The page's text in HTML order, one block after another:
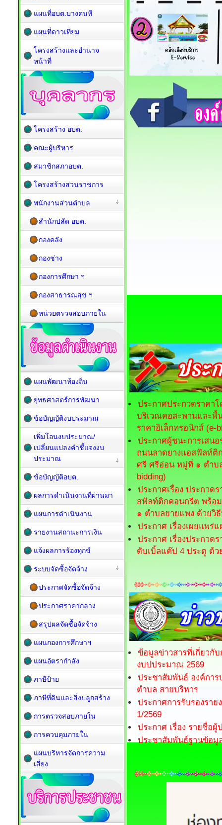
ประกาศประกวดราคา
บริเวณคอสะพานและพื้
ราคาอิเล็กทรอนิกส์ (e-
ประกาศผู้ชนะการเสนอ
ถนนลาดยางแอสฟัลท์ติ
ศรี ศรีอ่อน หมู่ที่ ๑ ตำบ
bidding)
ประกาศเรื่อง ประกวด
สฟัลท์ติกคอนกรีต พร้อ
๑ ตำบลยายแพง ด้วยวิ
ประกาศ เรื่องเผยแพร่
ประกาศ เรื่องประกวด
ดับเบิ้ลแค๊ป 4 ประตู ด้ว
ข้อมูลข่าวสารที่เกี่ยวกั
งบปประมาณ 2569
ประชาสัมพันธ์ องค์กา
ตำบล สายบริหาร
ประกาศการรับรองรา
1/2569
ประกาศ เรื่อง รายชื่อ
ประชาสัมพันธ์ฐานข้อ
แผนที่อบต.บางคนที
แผนที่ดาวเทียม
โครงสร้างและอำนาจ
หน้าที่
โครงสร้าง อบต.
คณะผู้บริหาร
สมาชิกสภาอบต.
โครงสร้างส่วนราชการ
พนักงานส่วนตำบล
สำนักปลัด อบต.
กองคลัง
กองช่าง
กองการศึกษา ฯ
กองสาธารณสุข ฯ
หน่วยตรวจสอบภายใน
แผนพัฒนาท้องถิ่น
ยุทธศาสตร์การพัฒนา
ข้อบัญญัติงบประมาณ
เพิ่มโอนงบประมาณ/
เปลี่ยนแปลงคำชี้แจงงบ
ประมาณ
ข้อบัญญัติอบต.
ผลการดำเนินงานที่ผ่านมา
แผนการดำเนินงาน
รายงานสถานะการเงิน
แจ้งผลการร้องทุกข์
ระบบจัดซื้อจัดจ้าง
ประกาศจัดซื้อจัดจ้าง
ประกาศราคากลาง
สรุปผลจัดซื้อจัดจ้าง
แผนกองการศึกษาฯ
แผนอัตรากำลัง
ภาษีป้าย
ภาษีที่ดินและสิ่งปลูกสร้าง
การตรวจสอบภายใน
การควบคุมภายใน
แผนบริหารจัดการความ
เสี่ยง